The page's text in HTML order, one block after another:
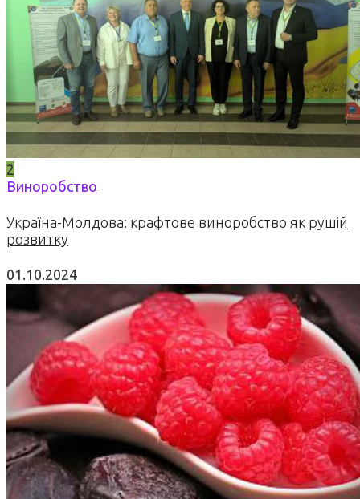
2
Виноробство
Україна-Молдова: крафтове виноробство як рушій
розвитку
01.10.2024